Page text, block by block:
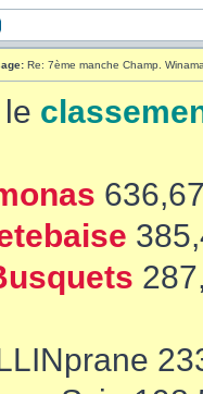
Re: 7ème manche Champ.